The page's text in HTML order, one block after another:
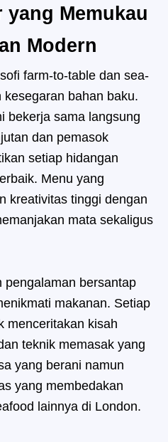
Memukau
Modern
farm-to-table dan sea-
bahan baku.
bekerja sama langsung
dan pemasok
setiap hidangan
Menu yang
kreativitas tinggi dengan
mata sekaligus
pengalaman bersantap
makanan. Setiap
menceritakan kisah
teknik memasak yang
yang berani namun
yang membedakan
lainnya di London.